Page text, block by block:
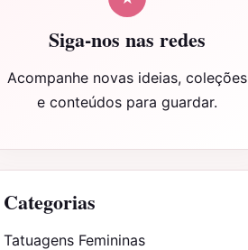
Siga-nos nas redes
Acompanhe novas ideias, coleções
e conteúdos para guardar.
Categorias
Tatuagens Femininas